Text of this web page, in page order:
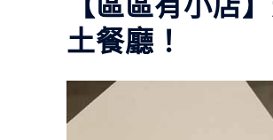
土餐廳！